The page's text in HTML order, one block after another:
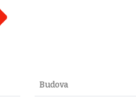
Budova